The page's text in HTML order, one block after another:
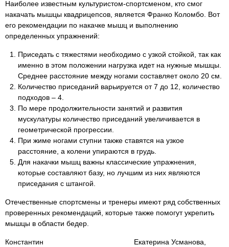
Наиболее известным культуристом-спортсменом, кто смог
накачать мышцы квадрицепсов, является Франко Коломбо. Вот
его рекомендации по накачке мышц и выполнению
определенных упражнений:
Приседать с тяжестями необходимо с узкой стойкой, так как
именно в этом положении нагрузка идет на нужные мышцы.
Среднее расстояние между ногами составляет около 20 см.
Количество приседаний варьируется от 7 до 12, количество
подходов – 4.
По мере продолжительности занятий и развития
мускулатуры количество приседаний увеличивается в
геометрической прогрессии.
При жиме ногами ступни также ставятся на узкое
расстояние, а колени упираются в грудь.
Для накачки мышц важны классические упражнения,
которые составляют базу, но лучшим из них являются
приседания с штангой.
Отечественные спортсмены и тренеры имеют ряд собственных
проверенных рекомендаций, которые также помогут укрепить
мышцы в области бедер.
Константин
Екатерина Усманова,